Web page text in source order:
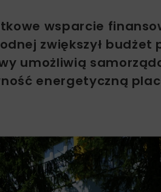
wsparcie
zwiększył budżet
umożliwią
energetyczną